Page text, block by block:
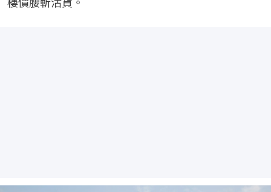
樓價腰斬沽貨。